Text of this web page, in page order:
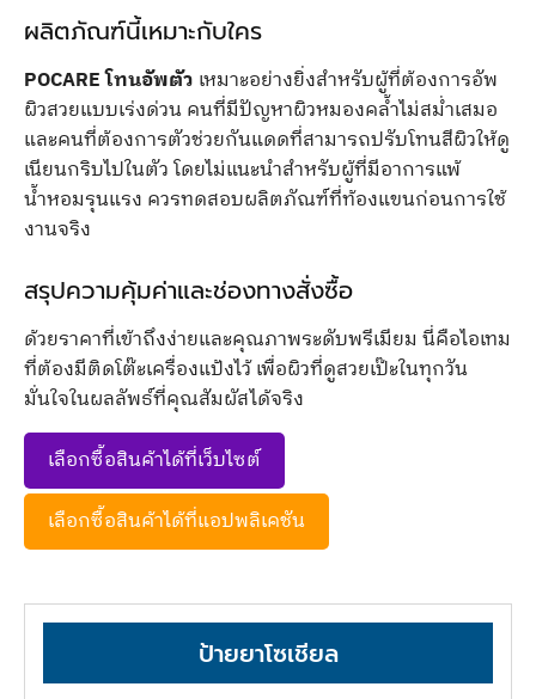
ผลิตภัณฑ์นี้เหมาะกับใคร
POCARE โทนอัพตัว เหมาะอย่างยิ่งสำหรับผู้ที่ต้องการอัพ
ผิวสวยแบบเร่งด่วน คนที่มีปัญหาผิวหมองคล้ำไม่สม่ำเสมอ
และคนที่ต้องการตัวช่วยกันแดดที่สามารถปรับโทนสีผิวให้ดู
เนียนกริบไปในตัว โดยไม่แนะนำสำหรับผู้ที่มีอาการแพ้
น้ำหอมรุนแรง ควรทดสอบผลิตภัณฑ์ที่ท้องแขนก่อนการใช้
งานจริง
สรุปความคุ้มค่าและช่องทางสั่งซื้อ
ด้วยราคาที่เข้าถึงง่ายและคุณภาพระดับพรีเมียม นี่คือไอเทม
ที่ต้องมีติดโต๊ะเครื่องแป้งไว้ เพื่อผิวที่ดูสวยเป๊ะในทุกวัน
มั่นใจในผลลัพธ์ที่คุณสัมผัสได้จริง
เลือกซื้อสินค้าได้ที่เว็บไซต์
เลือกซื้อสินค้าได้ที่แอปพลิเคชัน
ป้ายยาโซเชียล